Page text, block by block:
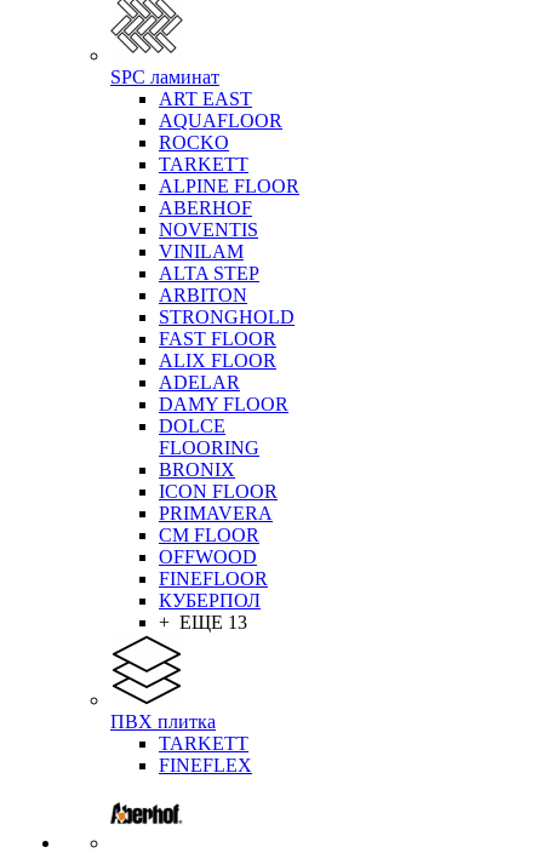
SPC ламинат
ART EAST
AQUAFLOOR
ROCKO
TARKETT
ALPINE FLOOR
ABERHOF
NOVENTIS
VINILAM
ALTA STEP
ARBITON
STRONGHOLD
FAST FLOOR
ALIX FLOOR
ADELAR
DAMY FLOOR
DOLCE
FLOORING
BRONIX
ICON FLOOR
PRIMAVERA
CM FLOOR
OFFWOOD
FINEFLOOR
КУБЕРПОЛ
+ ЕЩЕ 13
ПВХ плитка
TARKETT
FINEFLEX